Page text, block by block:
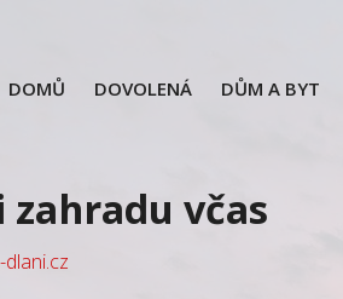
DOMŮ DOVOLENÁ DŮM A BYT
včas
dlani.cz